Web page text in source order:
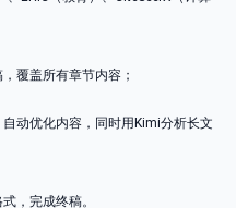
覆盖所有章节内容；
动优化内容，同时用Kimi分析长文
，完成终稿。